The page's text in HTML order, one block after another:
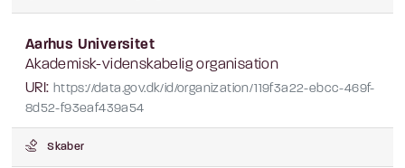
Aarhus Universitet
Akademisk-videnskabelig organisation
URI: https://data.gov.dk/id/organization/119f3a22-ebcc-469f-
8d52-f93eaf439a54
Skaber